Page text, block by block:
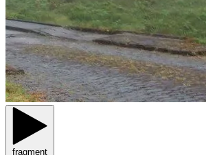
fragment